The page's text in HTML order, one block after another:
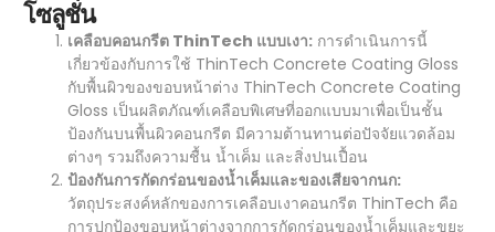
โซลูชั่น
เคลือบคอนกรีต ThinTech แบบเงา: การดำเนินการนี้
เกี่ยวข้องกับการใช้ ThinTech Concrete Coating Gloss
กับพื้นผิวของขอบหน้าต่าง ThinTech Concrete Coating
Gloss เป็นผลิตภัณฑ์เคลือบพิเศษที่ออกแบบมาเพื่อเป็นชั้น
ป้องกันบนพื้นผิวคอนกรีต มีความต้านทานต่อปัจจัยแวดล้อม
ต่างๆ รวมถึงความชื้น น้ำเค็ม และสิ่งปนเปื้อน
ป้องกันการกัดกร่อนของน้ำเค็มและของเสียจากนก:
วัตถุประสงค์หลักของการเคลือบเงาคอนกรีต ThinTech คือ
การปกป้องขอบหน้าต่างจากการกัดกร่อนของน้ำเค็มและขยะ